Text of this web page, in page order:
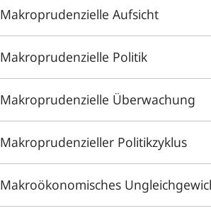
Makroprudenzielle Aufsicht
Makroprudenzielle Politik
Makroprudenzielle Überwachung
Makroprudenzieller Politikzyklus
Makroökonomisches